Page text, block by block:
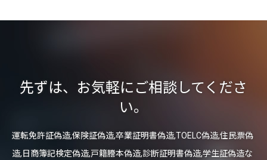
先ずは、お気軽にご相談してくださ
い。
運転免許証偽造,保険証偽造,卒業証明書偽造,TOELC偽造,住民票偽
造,日商簿記検定偽造,戸籍謄本偽造,診断証明書偽造,学生証偽造な